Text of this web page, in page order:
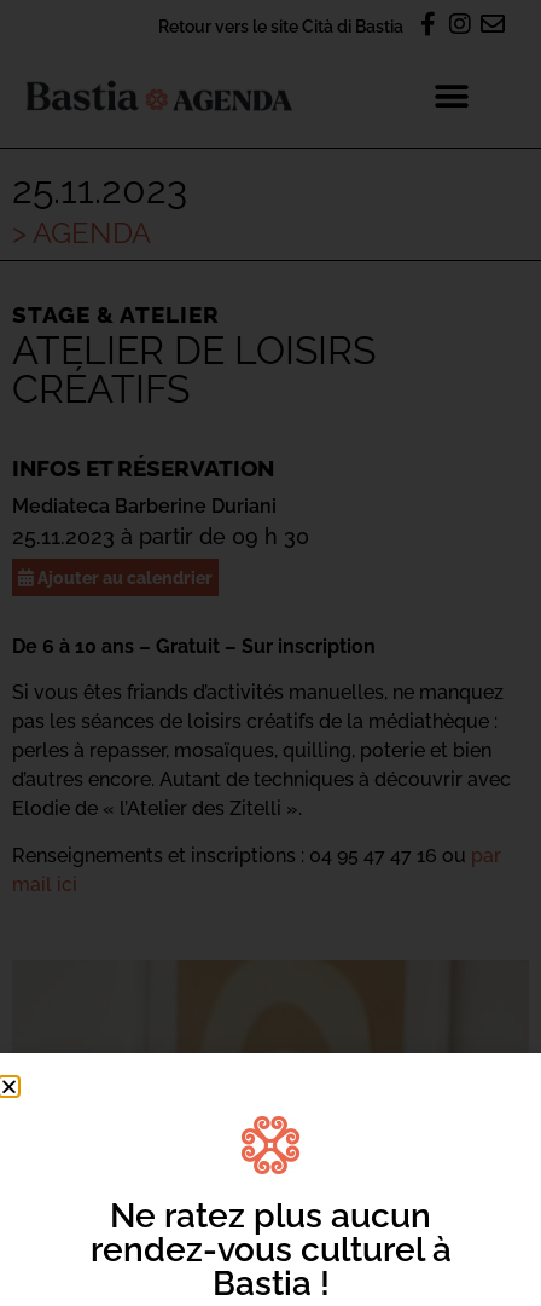
Retour vers le site Cità di Bastia
25.11.2023
> AGENDA
STAGE & ATELIER
ATELIER DE LOISIRS
CRÉATIFS
INFOS ET RÉSERVATION
Mediateca Barberine Duriani
25.11.2023 à partir de 09 h 30
Ajouter au calendrier
De 6 à 10 ans – Gratuit – Sur inscription
Si vous êtes friands d’activités manuelles, ne manquez
pas les séances de loisirs créatifs de la médiathèque :
perles à repasser, mosaïques, quilling, poterie et bien
d’autres encore. Autant de techniques à découvrir avec
Elodie de « l’Atelier des Zitelli ».
Renseignements et inscriptions : 04 95 47 47 16 ou par
mail ici
Ne ratez plus aucun
rendez-vous culturel à
Bastia !